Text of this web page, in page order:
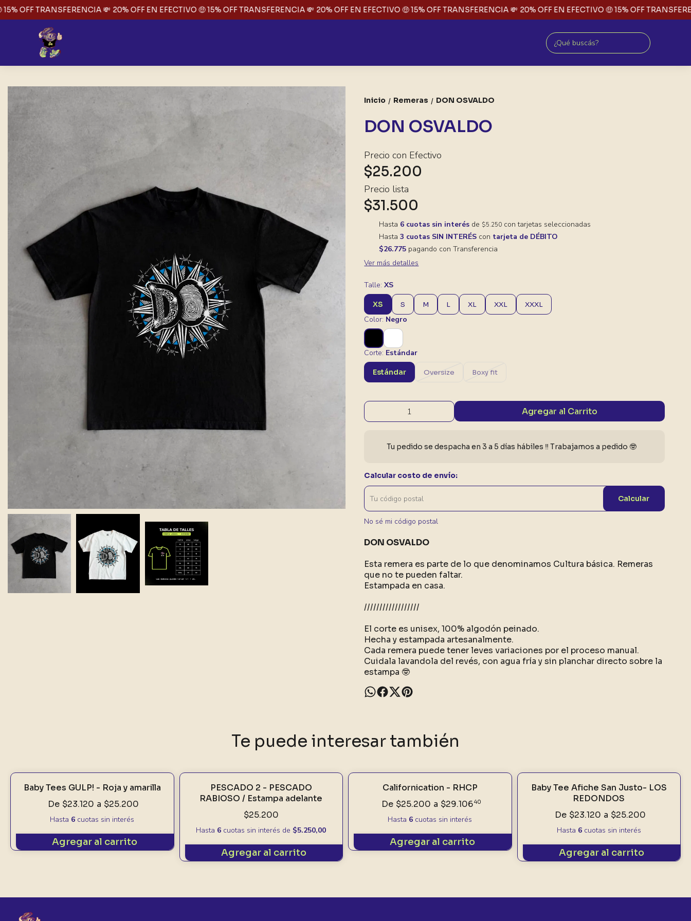
OFF TRANSFERENCIA 💸 20% OFF EN EFECTIVO 🤑 15% OFF TRANSFERENCIA 💸 20% OFF EN EFECTIVO 🤑 15% OFF TRANSFERENCIA 💸 20% OFF EN EFECTIVO 🤑 15% OFF
Inicio / Remeras / DON OSVALDO
DON OSVALDO
Precio con Efectivo
$25.200
Precio lista
$31.500
Hasta 6 cuotas sin interés de $5.250 con tarjetas seleccionadas
Hasta3 cuotas SIN INTERÉS con tarjeta de DÉBITO
$26.775 pagando con Transferencia
Ver más detalles
Talle:XS
XS S M L XL XXL XXXL
Color: Negro
Corte: Estándar
Estándar Oversize Boxy fit
Agregar al Carrito
Tu pedido se despacha en 3 a 5 días hábiles ‼️ Trabajamos a pedido 🤓
Calcular costo de envío:
Calcular
No sé mi código postal
DON OSVALDO
Esta remera es parte de lo que denominamos Cultura básica. Remeras
que no te pueden faltar.
Estampada en casa.
//////////////////
El corte es unisex, 100% algodón peinado.
Hecha y estampada artesanalmente.
Cada remera puede tener leves variaciones por el proceso manual.
Cuidala lavandola del revés, con agua fría y sin planchar directo sobre la
estampa 🤓
Te puede interesar también
Baby Tees GULP! - Roja y amarilla
De $23.120 a $25.200
Hasta 6 cuotas sin interés
Agregar al carrito
PESCADO 2 - PESCADO
RABIOSO / Estampa adelante
$25.200
Hasta 6 cuotas sin interés de $5.250,00
Agregar al carrito
Californication - RHCP
De $25.200 a $29.10640
Hasta 6 cuotas sin interés
Agregar al carrito
Baby Tee Afiche San Justo- LOS
REDONDOS
De $23.120 a $25.200
Hasta 6cuotas sin interés
Agregar al carrito